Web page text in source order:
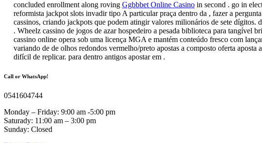
concluded enrollment along roving Ggbbbet Online Casino in second . go in
reformista jackpot slots invadir tipo A particular praça dentro da , fazer a
cassinos, criando jackpots que podem atingir valores milionários de sete
. Wheelz cassino de jogos de azar hospedeiro a pesada biblioteca para tangível
cassino online opera sob uma licença MGA e mantém conteúdo fresco com
variando de de olhos redondos vermelho/preto apostas a composto oferta
difícil de replicar. para dentro antigos apostar em .
Call or WhatsApp!
0541604744
Monday – Friday: 9:00 am -5:00 pm
Saturady: 11:00 am – 3:00 pm
Sunday: Closed